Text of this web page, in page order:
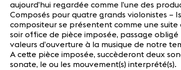
aujourd’hui regardée comme l’une des
Composés pour quatre grands violonistes –
compositeur se présentent comme une
soir office de pièce imposée, passage
valeurs d’ouverture à la musique de notre
A cette pièce imposée, succèderont deux
sonate, le ou les mouvement(s) interprété(s).